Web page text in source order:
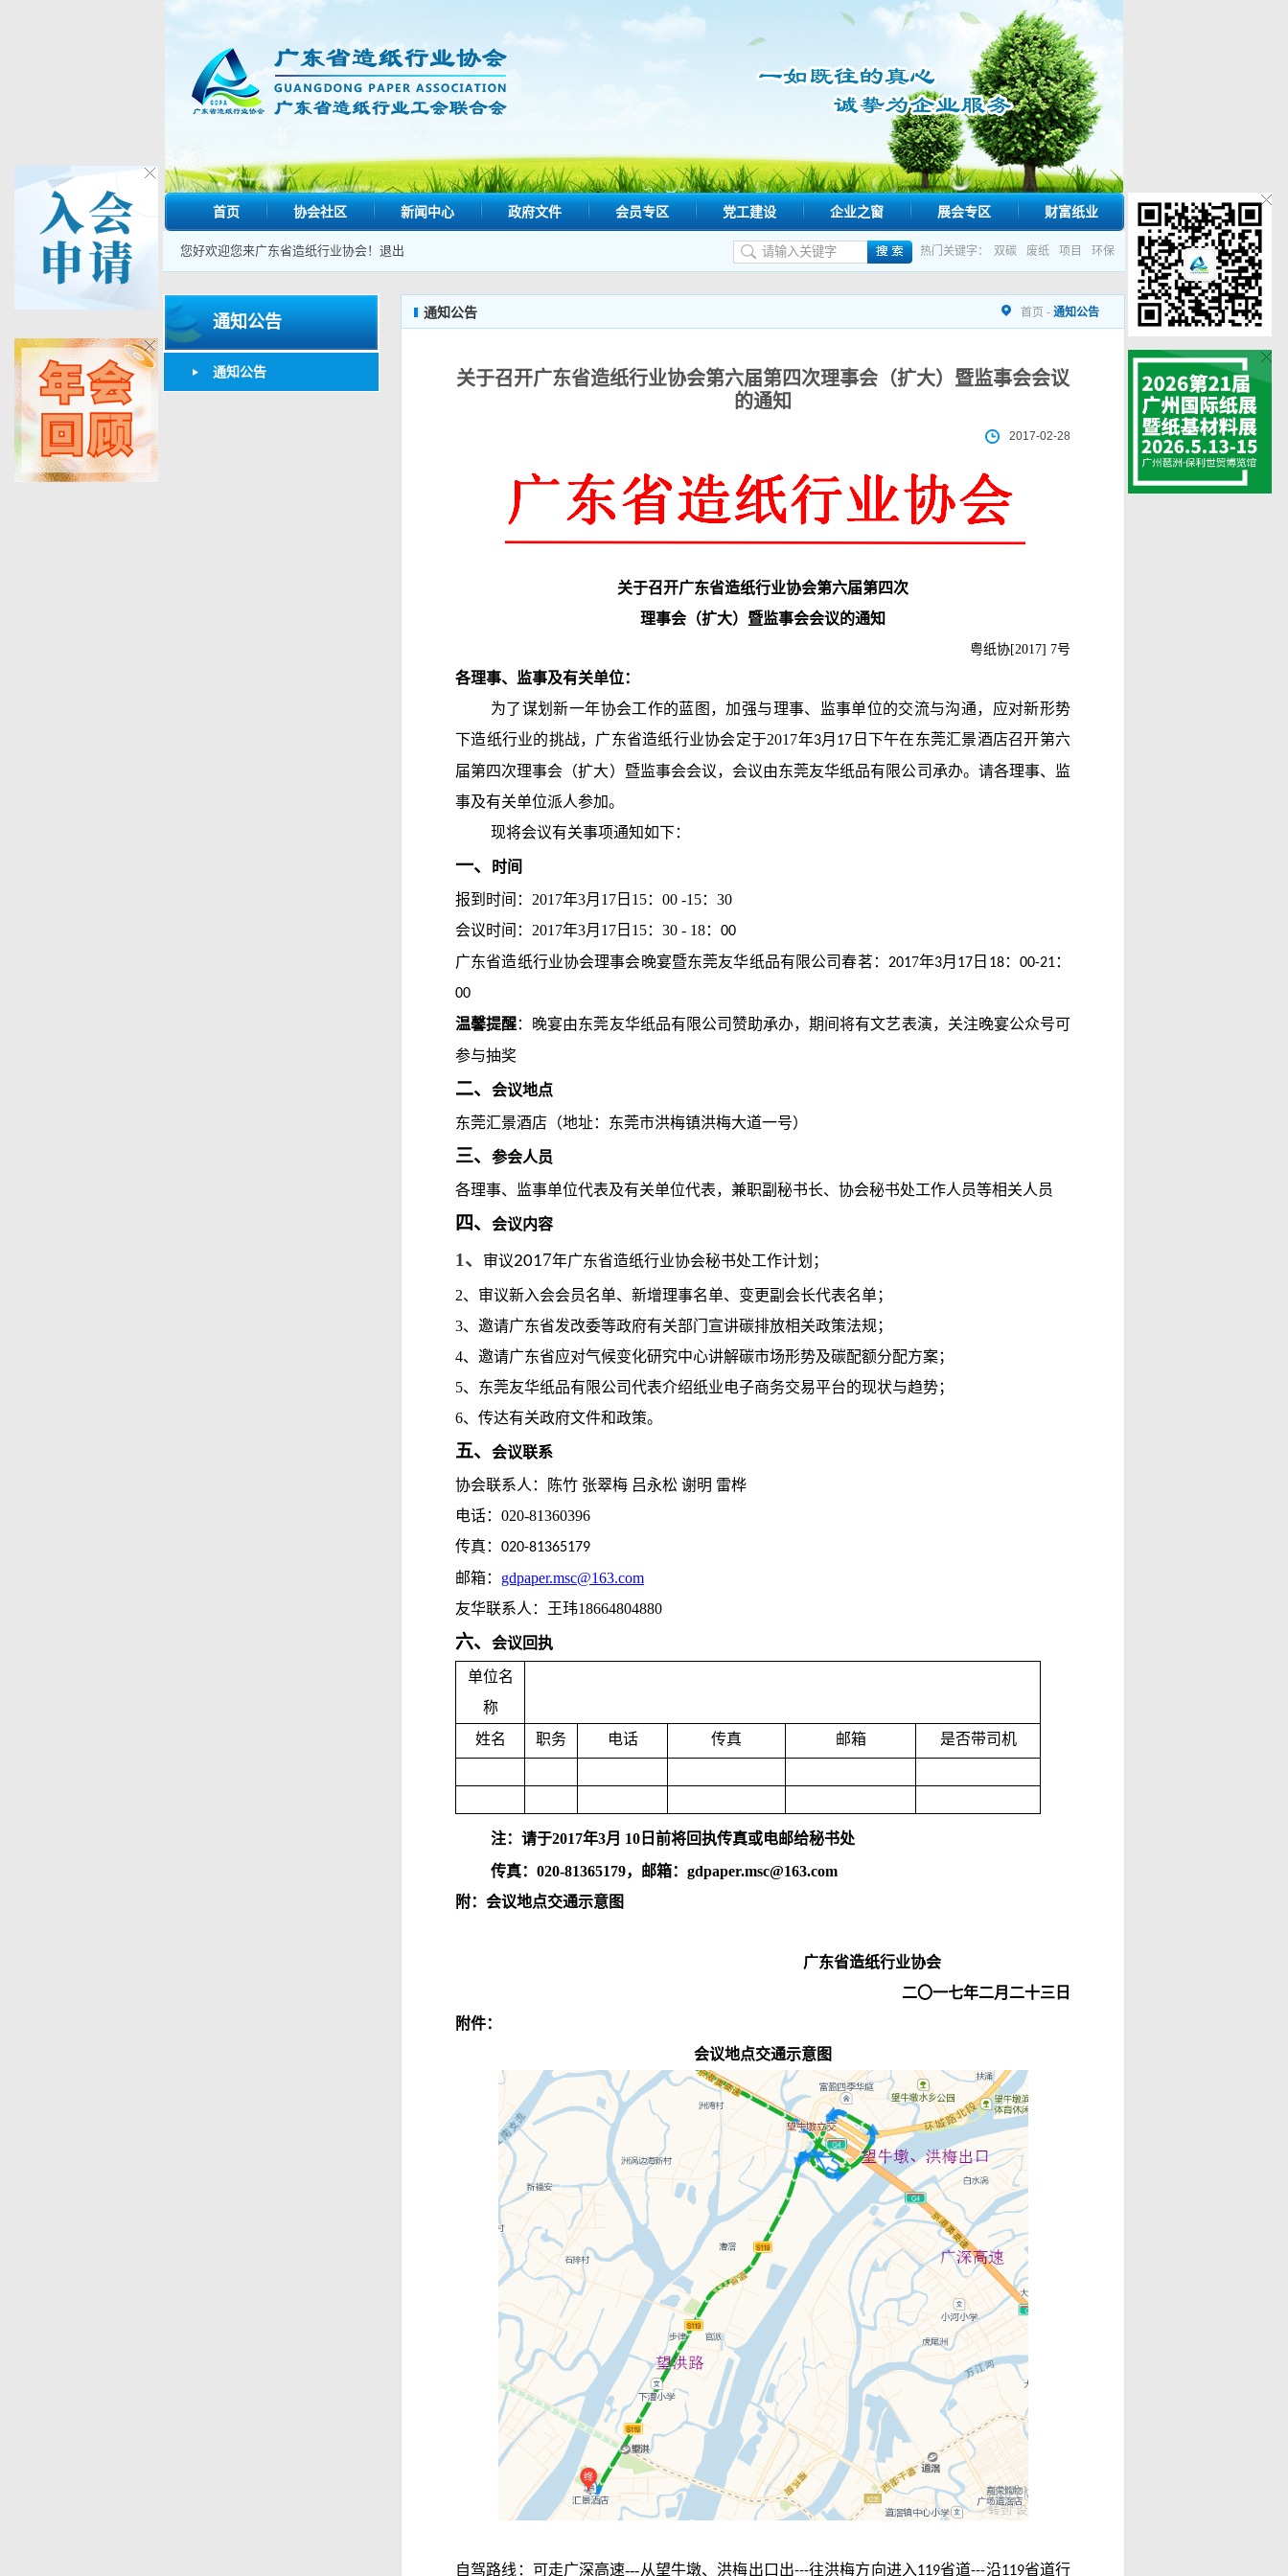
首页 协会社区 新闻中心 政府文件 会员专区 党工建设 企业之窗 展会专区 财富纸业
您好欢迎您来广东省造纸行业协会！ 退出 热门关键字： 双碳 废纸 项目 环保
通知公告
通知公告
通知公告 首页 - 通知公告
关于召开广东省造纸行业协会第六届第四次理事会（扩大）暨监事会会议
的通知
2017-02-28
关于召开广东省造纸行业协会第六届第四次
理事会（扩大）暨监事会会议的通知
粤纸协[2017] 7号
各理事、监事及有关单位：
为了谋划新一年协会工作的蓝图，加强与理事、监事单位的交流与沟通，应对新形势
下造纸行业的挑战，广东省造纸行业协会定于2017年3月 17 日下午在东莞汇景酒店召开第六
届第四次理事会（扩大）暨监事会会议，会议由东莞友华纸品有限公司承办。请各理事、监
事及有关单位派人参加。
现将会议有关事项通知如下：
一、
时间
报到时间： 2017年3月17日15：00 -15：30
会议时间：2017年3月17日15：30 - 18： 00
广东省造纸行业协会理事会晚宴暨东莞友华纸品有限公司春茗： 2017年3月 17 日 18： 00-21：
00
温馨提醒：晚宴由东莞友华纸品有限公司赞助承办，期间将有文艺表演，关注晚宴公众号可
参与抽奖
二、
会议地点
东莞汇景酒店（地址：东莞市洪梅镇洪梅大道一号）
三、
参会人员
各理事、监事单位代表及有关单位代表，兼职副秘书长、协会秘书处工作人员等相关人员
四、 会议内容
1、 审议2017年广东省造纸行业协会秘书处工作计划；
2、审议新入会会员名单、新增理事名单、变更副会长代表名单；
3、邀请广东省发改委等政府有关部门宣讲碳排放相关政策法规；
4、邀请广东省应对气候变化研究中心讲解碳市场形势及碳配额分配方案；
5、东莞友华纸品有限公司代表介绍纸业电子商务交易平台的现状与趋势；
6、传达有关政府文件和政策。
五、
会议联系
协会联系人：陈竹 张翠梅 吕永松 谢明 雷桦
电话：020-81360396
传真： 020-81365179
邮箱： gdpaper.msc@163.com
友华联系人：王玮18664804880
六、 会议回执
单位名
称
姓名
职务 电话 传真 邮箱 是否带司机
注：请于2017年3月 10日前将回执传真或电邮给秘书处
传真： 020-81365179，邮箱：gdpaper.msc@163.com
附：会议地点交通示意图
广东省造纸行业协会
二〇一七年二月二十三日
附件：
会议地点交通示意图
自驾路线：可走广深高速---从望牛墩、洪梅出口出---往洪梅方向进入119省道---沿119省道行